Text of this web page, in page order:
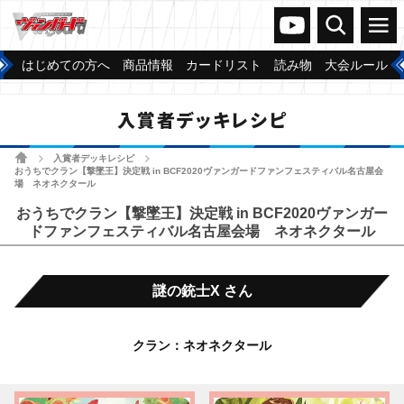
ヴァンガードch
検索 メニュー
はじめての方へ 商品情報 カードリスト 読み物 大会ルール
入賞者デッキレシピ
ホーム 入賞者デッキレシピ
おうちでクラン【撃墜王】決定戦 in BCF2020ヴァンガードファンフェスティバル名古屋会
場 ネオネクタール
おうちでクラン【撃墜王】決定戦 in BCF2020ヴァンガー
ドファンフェスティバル名古屋会場 ネオネクタール
謎の銃士X さん
クラン：ネオネクタール